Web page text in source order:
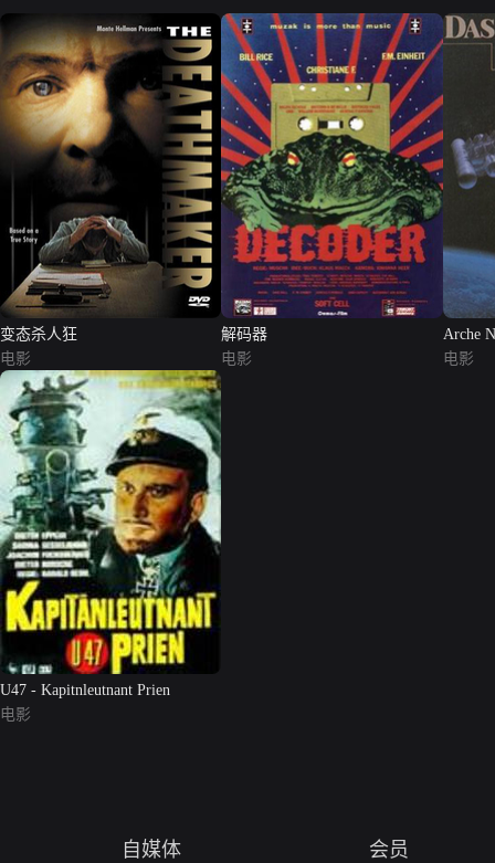
变态杀人狂
电影
解码器
电影
Arche
电影
U47 - Kapitnleutnant Prien
电影
自媒体 会员